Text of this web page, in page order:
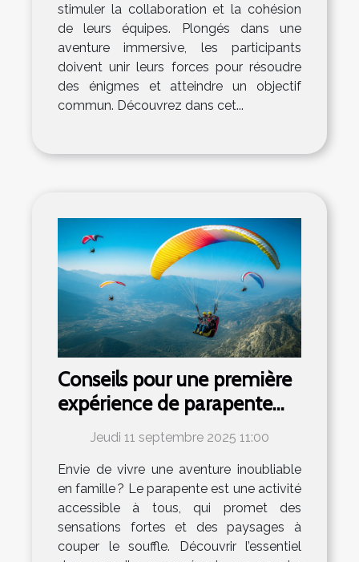
stimuler la collaboration et la cohésion
de leurs équipes. Plongés dans une
aventure immersive, les participants
doivent unir leurs forces pour résoudre
des énigmes et atteindre un objectif
commun. Découvrez dans cet...
Conseils pour une première
expérience de parapente
familial réussie
Jeudi 11 septembre 2025 11:00
Envie de vivre une aventure inoubliable
en famille ? Le parapente est une activité
accessible à tous, qui promet des
sensations fortes et des paysages à
couper le souffle. Découvrir l’essentiel